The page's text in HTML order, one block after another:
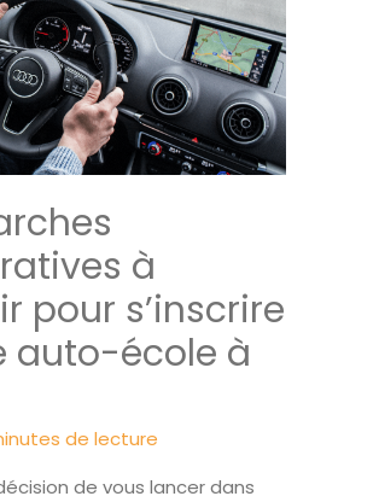
à
pour s’inscrire
auto-école à
de lecture
de vous lancer dans